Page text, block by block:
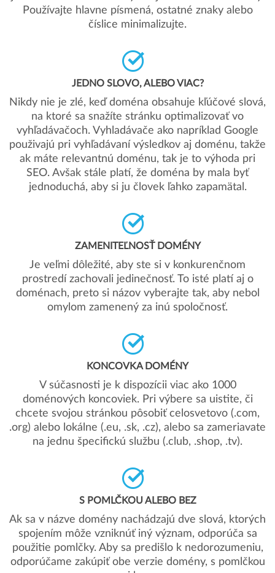
Používajte hlavne písmená, ostatné znaky alebo
číslice minimalizujte.
JEDNO SLOVO, ALEBO VIAC?
Nikdy nie je zlé, keď doména obsahuje kľúčové slová,
na ktoré sa snažíte stránku optimalizovať vo
vyhľadávačoch. Vyhladávače ako napríklad Google
použivajú pri vyhľadávaní výsledkov aj doménu, takže
ak máte relevantnú doménu, tak je to výhoda pri
SEO. Avšak stále platí, že doména by mala byť
jednoduchá, aby si ju človek ľahko zapamätal.
ZAMENITEĽNOSŤ DOMÉNY
Je veľmi dôležité, aby ste si v konkurenčnom
prostredí zachovali jedinečnosť. To isté platí aj o
doménach, preto si názov vyberajte tak, aby nebol
omylom zamenený za inú spoločnosť.
KONCOVKA DOMÉNY
V súčasnosti je k dispozícii viac ako 1000
doménových koncoviek. Pri výbere sa uistite, či
chcete svojou stránkou pôsobiť celosvetovo (.com,
.org) alebo lokálne (.eu, .sk, .cz), alebo sa zameriavate
na jednu špecifickú službu (.club, .shop, .tv).
S POMLČKOU ALEBO BEZ
Ak sa v názve domény nachádzajú dve slová, ktorých
spojením môže vzniknúť iný význam, odporúča sa
použitie pomlčky. Aby sa predišlo k nedorozumeniu,
odporúčame zakúpiť obe verzie domény, s pomlčkou